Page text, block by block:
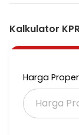
- Dilengkapi
- Lebar jalan 11m
- Fasilitas taman
Kalkulator
Harga